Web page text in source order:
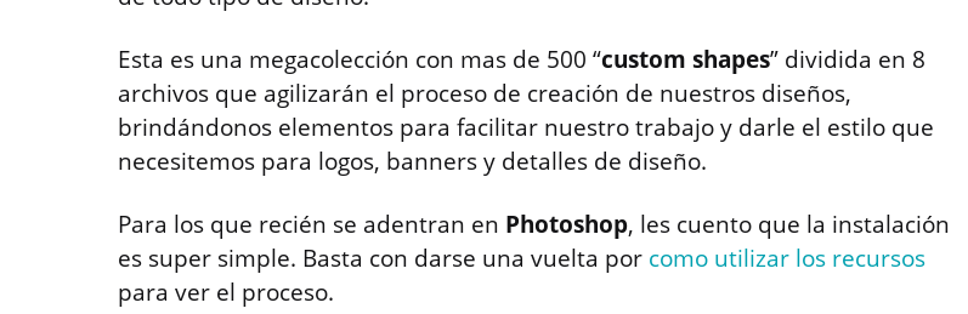
Esta es una megacolección con mas de 500 “custom shapes” dividida en 8
archivos que agilizarán el proceso de creación de nuestros diseños,
brindándonos elementos para facilitar nuestro trabajo y darle el estilo que
necesitemos para logos, banners y detalles de diseño.
Para los que recién se adentran en Photoshop, les cuento que la instalación
es super simple. Basta con darse una vuelta por como utilizar los recursos
para ver el proceso.